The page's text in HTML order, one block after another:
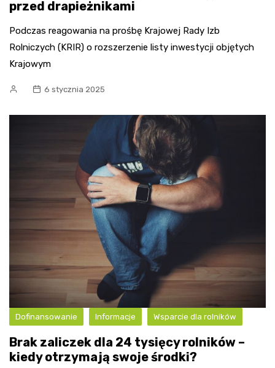
przed drapieżnikami
Podczas reagowania na prośbę Krajowej Rady Izb
Rolniczych (KRIR) o rozszerzenie listy inwestycji objętych
Krajowym
6 stycznia 2025
Dofinansowanie Informacje Wsparcie dla rolników
Brak zaliczek dla 24 tysięcy rolników –
kiedy otrzymają swoje środki?